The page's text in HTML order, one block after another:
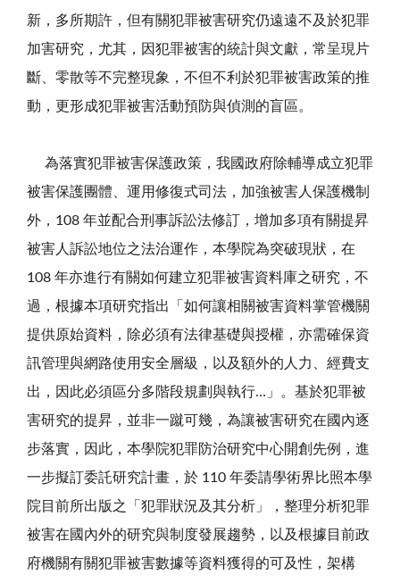
新，多所期許，但有關犯罪被害研究仍遠遠不及於犯罪
加害研究，尤其，因犯罪被害的統計與文獻，常呈現片
斷、零散等不完整現象，不但不利於犯罪被害政策的推
動，更形成犯罪被害活動預防與偵測的盲區。
為落實犯罪被害保護政策，我國政府除輔導成立犯罪
被害保護團體、運用修復式司法，加強被害人保護機制
外，108 年並配合刑事訴訟法修訂，增加多項有關提昇
被害人訴訟地位之法治運作，本學院為突破現狀，在
108 年亦進行有關如何建立犯罪被害資料庫之研究，不
過，根據本項研究指出「如何讓相關被害資料掌管機關
提供原始資料，除必須有法律基礎與授權，亦需確保資
訊管理與網路使用安全層級，以及額外的人力、經費支
出，因此必須區分多階段規劃與執行…」。基於犯罪被
害研究的提昇，並非一蹴可幾，為讓被害研究在國內逐
步落實，因此，本學院犯罪防治研究中心開創先例，進
一步擬訂委託研究計畫，於 110 年委請學術界比照本學
院目前所出版之「犯罪狀況及其分析」，整理分析犯罪
被害在國內外的研究與制度發展趨勢，以及根據目前政
府機關有關犯罪被害數據等資料獲得的可及性，架構